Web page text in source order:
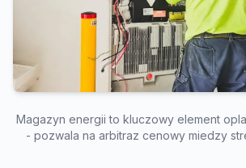
Magazyn energii to kluczowy element
- pozwala na arbitraz cenowy miedzy